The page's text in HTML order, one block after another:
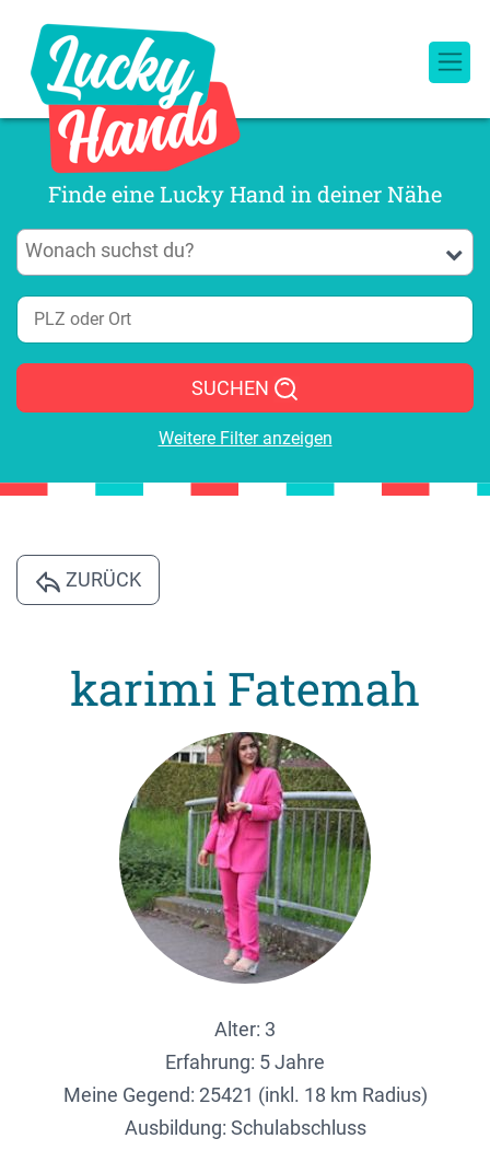
Finde eine Lucky Hand in deiner Nähe
SUCHEN
Weitere Filter anzeigen
ZURÜCK
karimi Fatemah
Alter: 3
Erfahrung: 5 Jahre
Meine Gegend: 25421 (inkl. 18 km Radius)
Ausbildung: Schulabschluss